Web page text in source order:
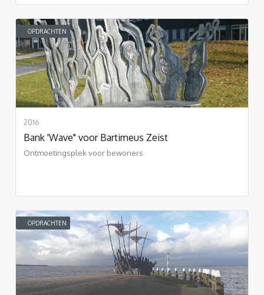
OPDRACHTEN
2016
Bank 'Wave" voor Bartimeus Zeist
Ontmoetingsplek voor bewoners
OPDRACHTEN